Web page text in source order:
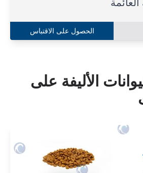
الحصول على الاقتباس
الأليفة على